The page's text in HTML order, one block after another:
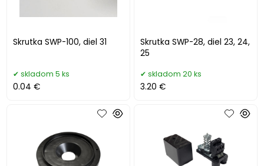
Skrutka SWP-100, diel 31
skladom 5 ks
0.04 €
Skrutka SWP-28, diel 23, 24,
25
skladom 20 ks
3.20 €